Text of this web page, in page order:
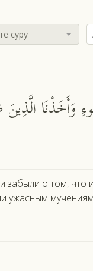
суру
وَأَخَذْنَا الَّذِينَ
забыли о том, что
ужасным